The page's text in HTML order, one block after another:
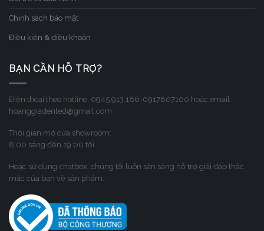
Chính sách bảo mật
Điều kiện & điều khoản
BẠN CẦN HỖ TRỢ?
Điện thoại theo hotline: 0945.913.186-0917807100 hoặc email:
hoanggiadenled@gmail.com
Thời gian mở cửa showroom:
8:00 sáng đến 19:00 tối
Hoặc sử dụng chatbox, chúng tôi luôn sẳn sàng hỗ trợ giải đáp thắc
mắc của bạn về sản phẩm.